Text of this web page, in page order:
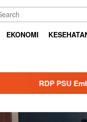
EKONOMI
RDP PSU Embung